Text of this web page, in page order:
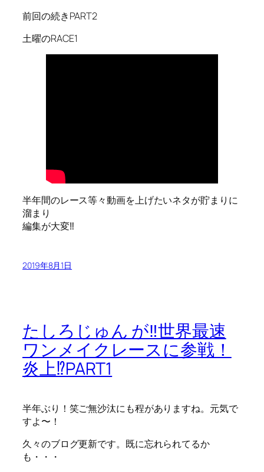
前回の続きPART2
土曜のRACE1
半年間のレース等々動画を上げたいネタが貯まりに
溜まり
編集が大変‼
2019年8月1日
たしろじゅん が‼世界最速
ワンメイクレースに参戦！
炎上⁉PART1
半年ぶり！笑ご無沙汰にも程がありますね。元気で
すよ〜！
久々のブログ更新です。既に忘れられてるか
も・・・